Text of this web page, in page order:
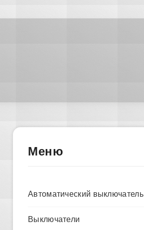
Меню
Автоматический выключатель
Выключатели